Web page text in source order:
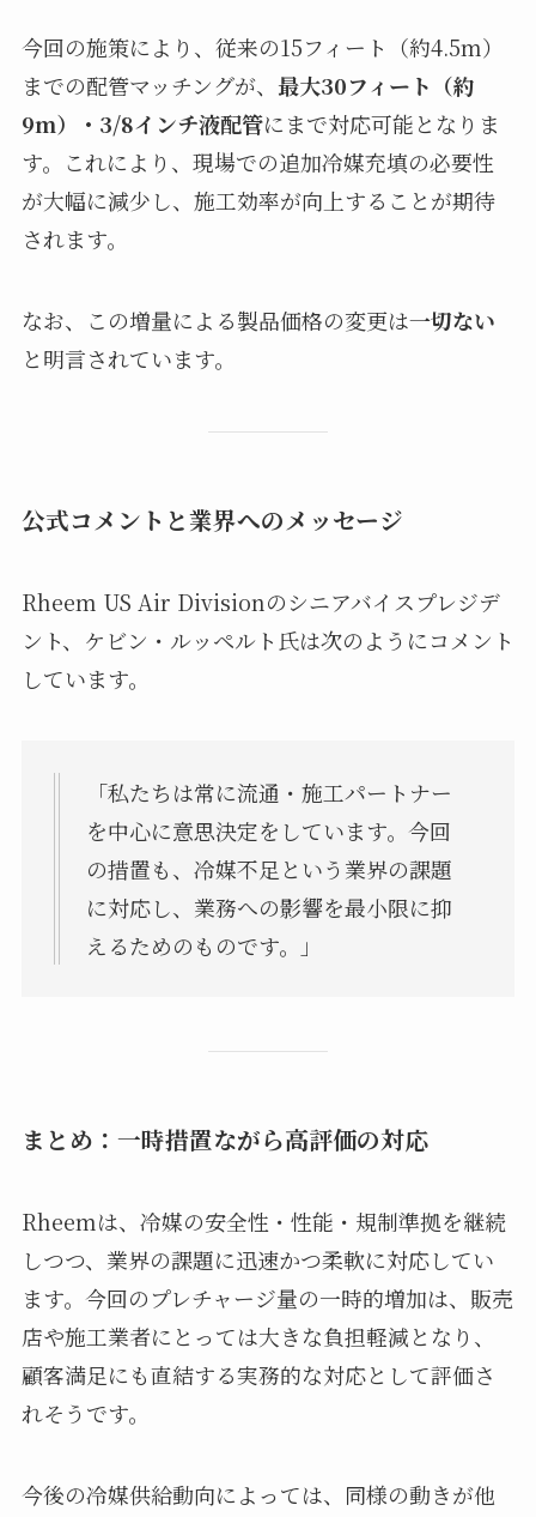
今回の施策により、従来の15フィート（約4.5m）
までの配管マッチングが、 最大30フィート（約
9m）・3/8インチ液配管にまで対応可能となりま
す。これにより、現場での追加冷媒充填の必要性
が大幅に減少し、施工効率が向上することが期待
されます。
なお、この増量による製品価格の変更は一切ない
と明言されています。
公式コメントと業界へのメッセージ
Rheem US Air Divisionのシニアバイスプレジデ
ント、ケビン・ルッペルト氏は次のようにコメント
しています。
「私たちは常に流通・施工パートナー
を中心に意思決定をしています。今回
の措置も、冷媒不足という業界の課題
に対応し、業務への影響を最小限に抑
えるためのものです。」
まとめ：一時措置ながら高評価の対応
Rheemは、冷媒の安全性・性能・規制準拠を継続
しつつ、業界の課題に迅速かつ柔軟に対応してい
ます。今回のプレチャージ量の一時的増加は、販売
店や施工業者にとっては大きな負担軽減となり、
顧客満足にも直結する実務的な対応として評価さ
れそうです。
今後の冷媒供給動向によっては、同様の動きが他